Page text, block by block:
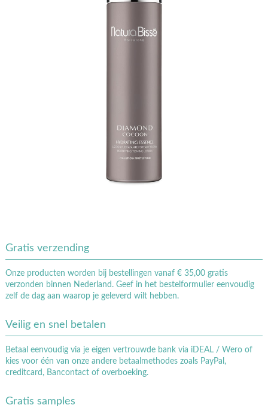
Gratis verzending
Onze producten worden bij bestellingen vanaf € 35,00 gratis
verzonden binnen Nederland. Geef in het bestelformulier eenvoudig
zelf de dag aan waarop je geleverd wilt hebben.
Veilig en snel betalen
Betaal eenvoudig via je eigen vertrouwde bank via iDEAL / Wero of
kies voor één van onze andere betaalmethodes zoals PayPal,
creditcard, Bancontact of overboeking.
Gratis samples